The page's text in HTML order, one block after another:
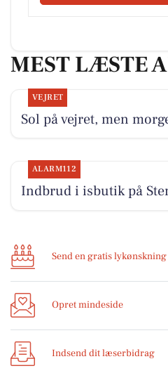
MEST LÆSTE
VEJRET
Sol på vejret, men
ALARM112
Indbrud i isbutik på
Send en gratis lykønskning
Opret mindeside
Indsend dit læserbidrag